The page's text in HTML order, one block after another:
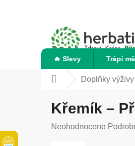
🔥 Slevy Trápí mě
Domů Doplňky výživy
Křemík –
Průměrné
Neohodnoceno